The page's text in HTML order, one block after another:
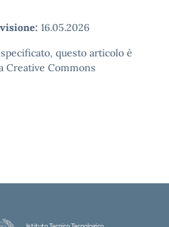
16.05.2026
questo articolo è
Creative Commons